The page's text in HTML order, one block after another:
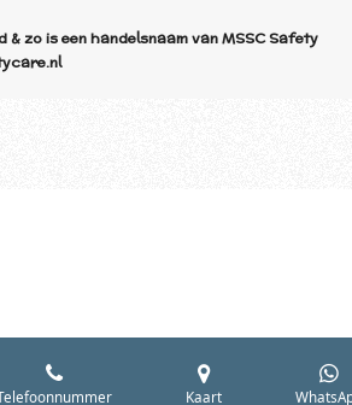
zo is een handelsnaam van MSSC Safety
Kaart